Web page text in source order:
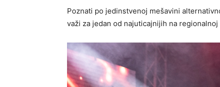
Poznati po jedinstvenoj mešavini
važi za jedan od najuticajnijih na regionalnoj